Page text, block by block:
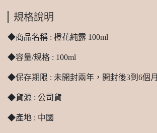
規格說明
◆商品名稱 : 橙花純露 100ml
◆容量/規格 : 100ml
◆保存期限 : 未開封兩年，開封後3到6個月
◆貨源 : 公司貨
◆產地 : 中國